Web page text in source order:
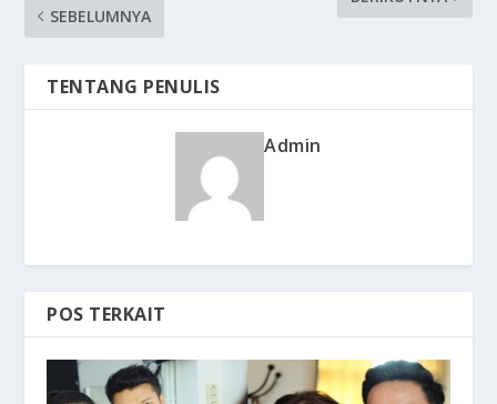
SEBELUMNYA
TENTANG PENULIS
Admin
POS TERKAIT